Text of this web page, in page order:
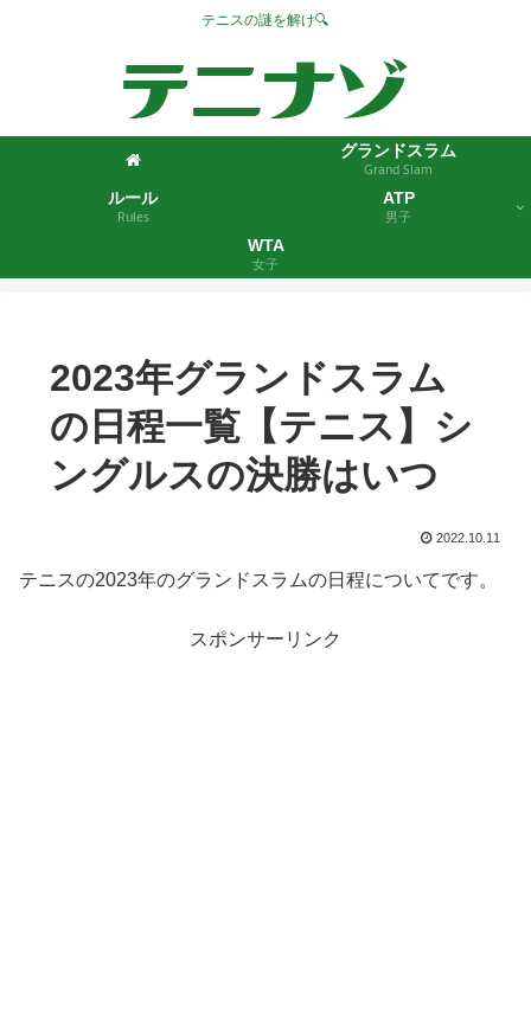
テニスの謎を解け🔍
グランドスラム
Grand Slam
ルール
Rules
ATP
男子
WTA
女子
2023年グランドスラム
の日程一覧【テニス】シ
ングルスの決勝はいつ
2022.10.11
テニスの2023年のグランドスラムの日程についてです。
スポンサーリンク